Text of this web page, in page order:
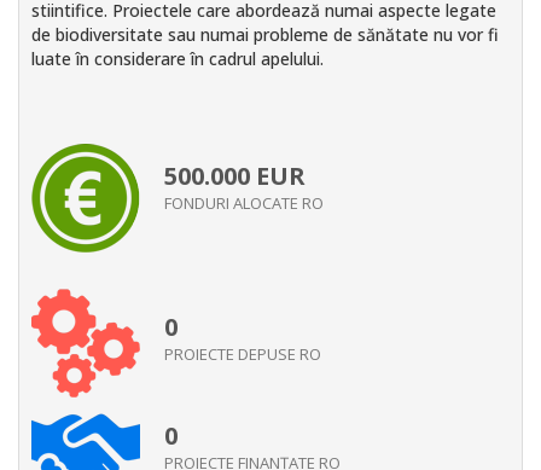
stiintifice. Proiectele care abordează numai aspecte legate
de biodiversitate sau numai probleme de sănătate nu vor fi
luate în considerare în cadrul apelului.
500.000 EUR
FONDURI ALOCATE RO
0
PROIECTE DEPUSE RO
0
PROIECTE FINANŢATE RO